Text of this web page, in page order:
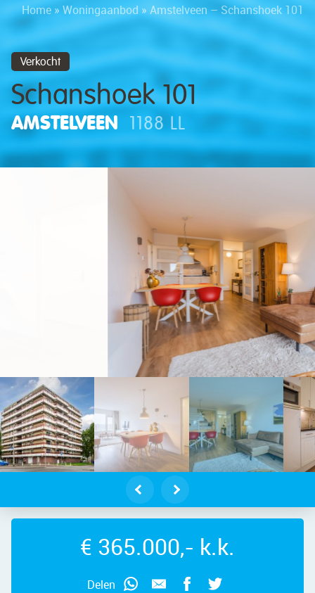
Home » Woningaanbod » Amstelveen – Schanshoek 101
Verkocht
Schanshoek 101
AMSTELVEEN 1188 LL
101 – Foto 3
Delen
€ 365.000,- k.k.